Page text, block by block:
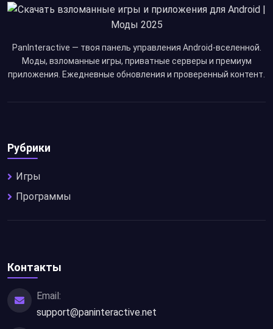
PanInteractive — твоя панель управления Android-вселенной.
Моды, взломанные игры, приватные серверы и премиум
приложения. Ежедневные обновления и проверенный контент.
Рубрики
Игры
Программы
Контакты
Email:
support@paninteractive.net